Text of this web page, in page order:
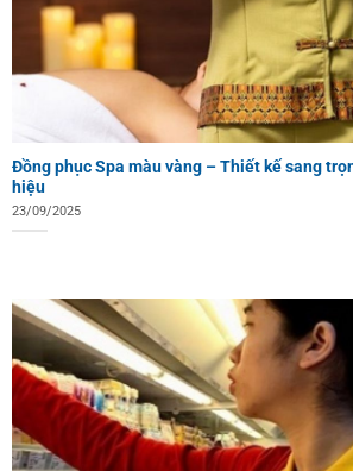
Đồng phục Spa màu vàng – Thiết kế sang
hiệu
23/09/2025